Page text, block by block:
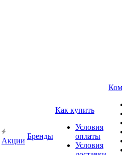
Акции
Бренды
Как купить
Условия
оплаты
Условия